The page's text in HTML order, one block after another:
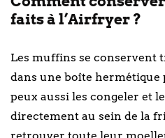
faits à l’Airfryer ?
Les muffins se conservent
dans une boîte hermétique
peux aussi les congeler et
directement au sein de la